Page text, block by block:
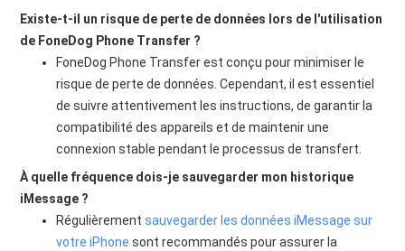
Existe-t-il un risque de perte de données lors de l'utilisation
de FoneDog Phone Transfer ?
FoneDog Phone Transfer est conçu pour minimiser le
risque de perte de données. Cependant, il est essentiel
de suivre attentivement les instructions, de garantir la
compatibilité des appareils et de maintenir une
connexion stable pendant le processus de transfert.
À quelle fréquence dois-je sauvegarder mon historique
iMessage ?
Régulièrementsauvegarder les données iMessage sur
votre iPhone sont recommandés pour assurer la